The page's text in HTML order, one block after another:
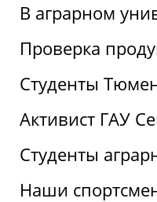
В аграрном
Проверка
Студенты
Активист ГАУ
Студенты
Наши